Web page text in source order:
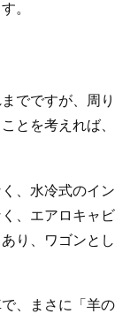
。
でですが、周り
とを考えれば、
、水冷式のイン
、エアロキャビ
り、ワゴンとし
、まさに「羊の